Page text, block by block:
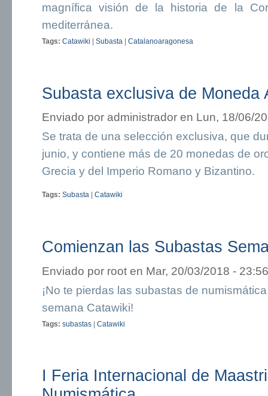
magnífica visión de la historia de la
mediterránea.
Tags: Catawiki Subasta Catalanoaragonesa
Subasta exclusiva de Moneda
Enviado por administrador en Lun, 18/06/
Se trata de una selección exclusiva, que
junio, y contiene más de 20 monedas de
Grecia y del Imperio Romano y Bizantino.
Tags: Subasta Catawiki
Comienzan las Subastas
Enviado por root en Mar, 20/03/2018 - 23:56
¡No te pierdas las subastas de
semana Catawiki!
Tags: subastas | Catawiki
I Feria Internacional de